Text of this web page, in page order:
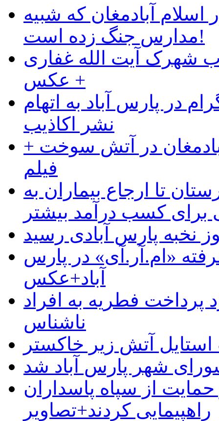
آبادمغان که شبیه
مدارس جنگ زده است!
شهرک آیت الله غفاری
+ عکس
در پارس آباد به اتهام
نشر اکاذیب
در آتش سوخت +
فیلم
تا ارجاع بیماران به
کسب درآمد بیشتر
نخبه پارس آبادی رسید
«ام.آر.آی» در پارس
آباد+عکس
پرداخت فطریه به افراد
ناشناس
آتش زیر خاکستر
شهر پارس آباد شد
از سپاه پاسداران
راهپیمایی کردند+تصاویر